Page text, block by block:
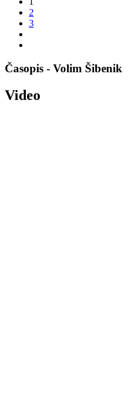
2
3
Časopis - Volim Šibenik
Video